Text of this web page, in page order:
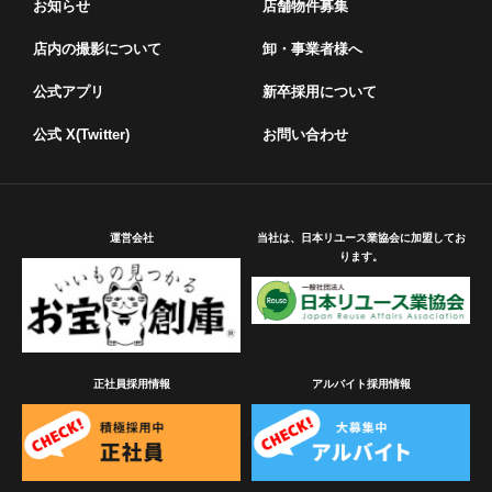
お知らせ
店内の撮影について
公式アプリ
公式 X(Twitter)
店舗物件募集
卸・事業者様へ
新卒採用について
お問い合わせ
運営会社
当社は、日本リユース業協会に加盟してお
ります。
正社員採用情報 アルバイト採用情報